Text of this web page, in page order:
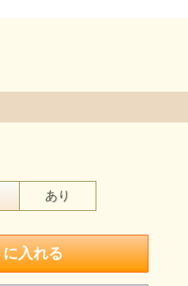
品が到着いたしました。 本日
、びっくりいたしました。 子
文させて頂きます。今後とも
あり